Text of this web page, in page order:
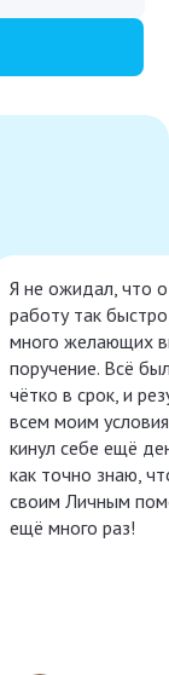
Я не ожидал, что
работу так
много желающих
поручение. Всё
чётко в срок, и
всем моим
кинул себе ещё
как точно знаю,
своим Личным
ещё много раз!